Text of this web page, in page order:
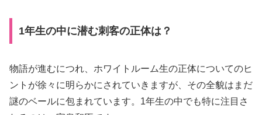
1年生の中に潜む刺客の正体は？
物語が進むにつれ、ホワイトルーム生の正体についてのヒ
ントが徐々に明らかにされていきますが、その全貌はまだ
謎のベールに包まれています。1年生の中でも特に注目さ